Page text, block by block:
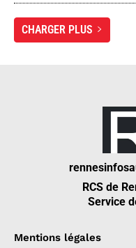
CHARGER PLUS
RCS de
Service
Mentions légales